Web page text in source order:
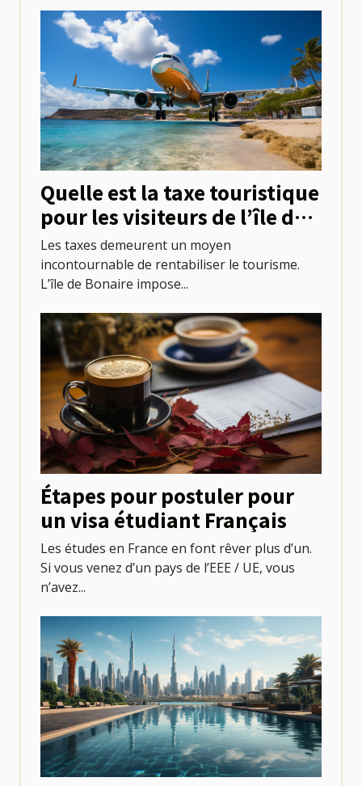
Quelle est la taxe touristique
pour les visiteurs de l’île de
Bonaire ?
Les taxes demeurent un moyen
incontournable de rentabiliser le tourisme.
L’île de Bonaire impose...
Étapes pour postuler pour
un visa étudiant Français
Les études en France en font rêver plus d’un.
Si vous venez d’un pays de l’EEE / UE, vous
n’avez...